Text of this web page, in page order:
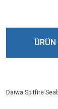
Daiwa Spitfire